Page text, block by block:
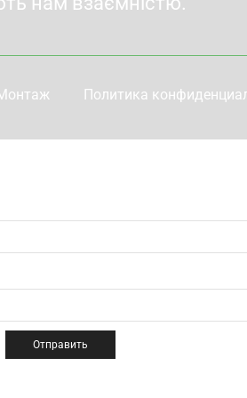
Политика